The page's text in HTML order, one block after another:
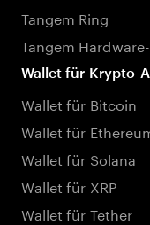
Tangem Ring
Tangem
Wallet für Krypto-
Wallet für Bitcoin
Wallet für
Wallet für Solana
Wallet für XRP
Wallet für Tether